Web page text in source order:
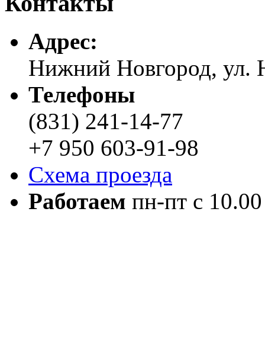
Адреc:
Нижний Новгород, ул.
Телефоны
(831) 241-14-77
+7 950 603-91-98
Схема проезда
Работаем пн-пт с